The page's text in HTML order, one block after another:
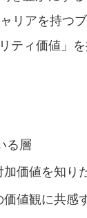
リアを持つ
ティ価値」を
る層
価値を知り
値観に共感